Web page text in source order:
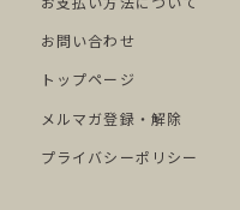
お問い合わせ
トップページ
メルマガ登録・解除
プライバシーポリシー